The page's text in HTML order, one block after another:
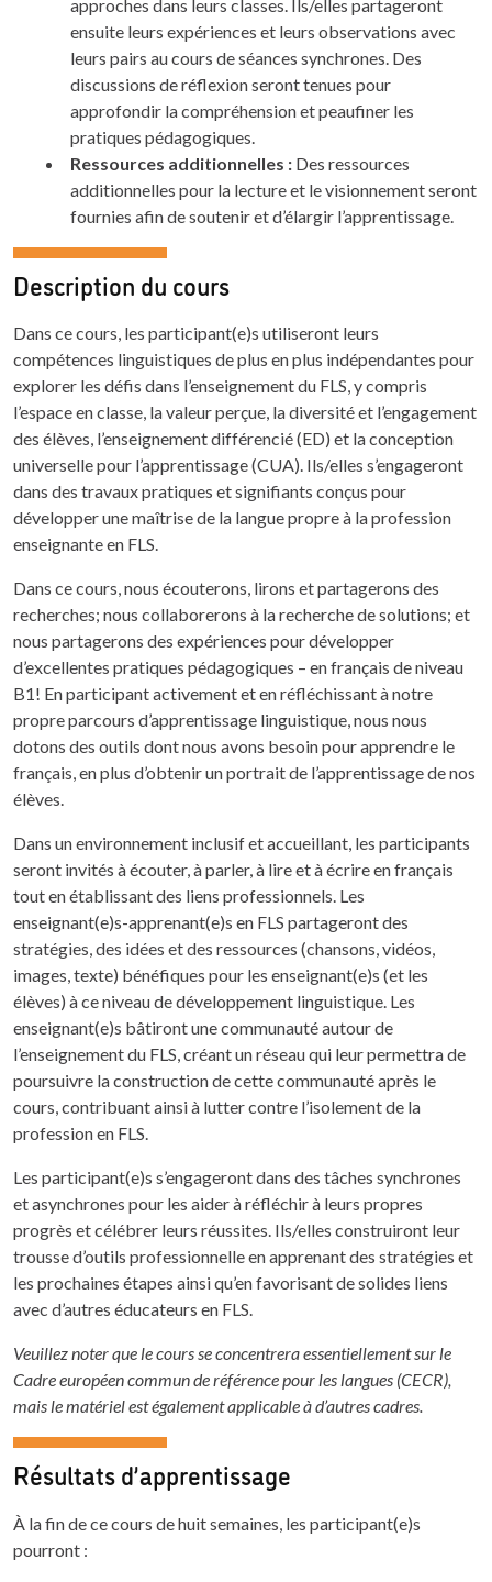
approches dans leurs classes. Ils/elles partageront
ensuite leurs expériences et leurs observations avec
leurs pairs au cours de séances synchrones. Des
discussions de réflexion seront tenues pour
approfondir la compréhension et peaufiner les
pratiques pédagogiques.
Ressources additionnelles : Des ressources
additionnelles pour la lecture et le visionnement seront
fournies afin de soutenir et d’élargir l’apprentissage.
Description du cours
Dans ce cours, les participant(e)s utiliseront leurs
compétences linguistiques de plus en plus indépendantes pour
explorer les défis dans l’enseignement du FLS, y compris
l’espace en classe, la valeur perçue, la diversité et l’engagement
des élèves, l’enseignement différencié (ED) et la conception
universelle pour l’apprentissage (CUA). Ils/elles s’engageront
dans des travaux pratiques et signifiants conçus pour
développer une maîtrise de la langue propre à la profession
enseignante en FLS.
Dans ce cours, nous écouterons, lirons et partagerons des
recherches; nous collaborerons à la recherche de solutions; et
nous partagerons des expériences pour développer
d’excellentes pratiques pédagogiques – en français de niveau
B1! En participant activement et en réfléchissant à notre
propre parcours d’apprentissage linguistique, nous nous
dotons des outils dont nous avons besoin pour apprendre le
français, en plus d’obtenir un portrait de l’apprentissage de nos
élèves.
Dans un environnement inclusif et accueillant, les participants
seront invités à écouter, à parler, à lire et à écrire en français
tout en établissant des liens professionnels. Les
enseignant(e)s-apprenant(e)s en FLS partageront des
stratégies, des idées et des ressources (chansons, vidéos,
images, texte) bénéfiques pour les enseignant(e)s (et les
élèves) à ce niveau de développement linguistique. Les
enseignant(e)s bâtiront une communauté autour de
l’enseignement du FLS, créant un réseau qui leur permettra de
poursuivre la construction de cette communauté après le
cours, contribuant ainsi à lutter contre l’isolement de la
profession en FLS.
Les participant(e)s s’engageront dans des tâches synchrones
et asynchrones pour les aider à réfléchir à leurs propres
progrès et célébrer leurs réussites. Ils/elles construiront leur
trousse d’outils professionnelle en apprenant des stratégies et
les prochaines étapes ainsi qu’en favorisant de solides liens
avec d’autres éducateurs en FLS.
Veuillez noter que le cours se concentrera essentiellement sur le
Cadre européen commun de référence pour les langues (CECR),
mais le matériel est également applicable à d’autres cadres.
Résultats d’apprentissage
À la fin de ce cours de huit semaines, les participant(e)s
pourront :